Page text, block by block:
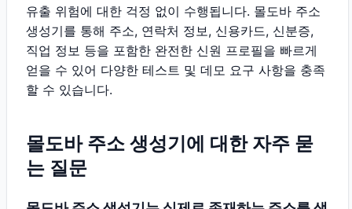
유출 위험에 대한 걱정 없이 수행됩니다. 몰도바 주소
생성기를 통해 주소, 연락처 정보, 신용카드, 신분증,
직업 정보 등을 포함한 완전한 신원 프로필을 빠르게
얻을 수 있어 다양한 테스트 및 데모 요구 사항을 충족
할 수 있습니다.
몰도바 주소 생성기에 대한 자주 묻
는 질문